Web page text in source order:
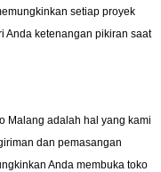
setiap proyek
Anda ketenangan pikiran saat
Malang adalah hal yang kami
dan pemasangan
Anda membuka toko